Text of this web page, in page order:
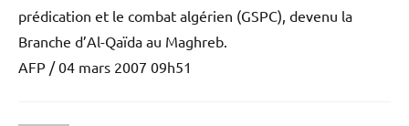
prédication et le combat algérien (GSPC), devenu la
Branche d’Al-Qaïda au Maghreb.
AFP / 04 mars 2007 09h51